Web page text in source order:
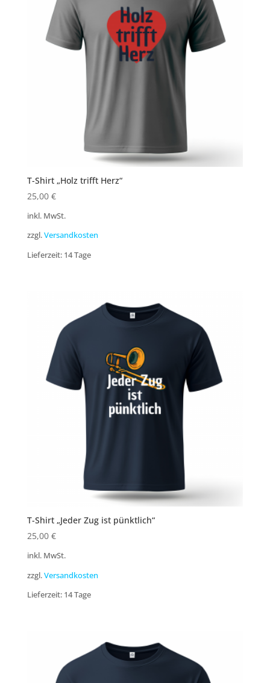
T-Shirt „Holz trifft Herz“
25,00 €
inkl. MwSt.
zzgl.Versandkosten
Lieferzeit: 14 Tage
T-Shirt „Jeder Zug ist pünktlich“
25,00 €
inkl. MwSt.
zzgl.Versandkosten
Lieferzeit: 14 Tage